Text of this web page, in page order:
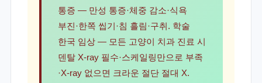
통증 — 만성 통증·체중 감소·식욕
부진·한쪽 씹기·침 흘림·구취. 학술
한국 임상 — 모든 고양이 치과 진료 시
덴탈 X-ray 필수·스케일링만으로 부족
·X-ray 없으면 크라운 절단 절대 X.